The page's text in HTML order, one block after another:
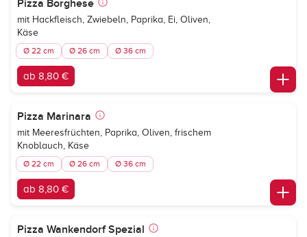
Pizza Borghese
mit Hackfleisch, Zwiebeln, Paprika, Ei, Oliven,
Käse
Ø 22 cm Ø 26 cm Ø 36 cm
ab 8,80 €
Pizza Marinara
mit Meeresfrüchten, Paprika, Oliven, frischem
Knoblauch, Käse
Ø 22 cm Ø 26 cm Ø 36 cm
ab 8,80 €
Pizza Wankendorf Spezial